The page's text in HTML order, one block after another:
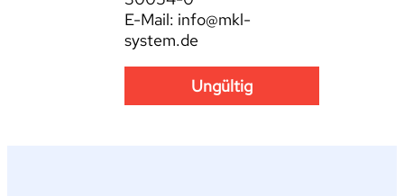
E-Mail: info@mkl-
system.de
Ungültig